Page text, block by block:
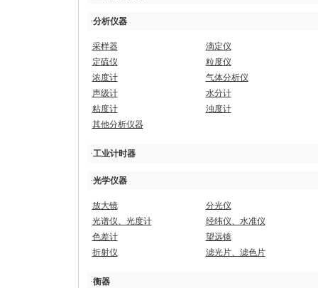
·分析仪器
采样器
滴定仪
定硫仪
粒度仪
浓度计
气体分析仪
声级计
水分计
粘度计
浊度计
其他分析仪器
·工业计时器
·光学仪器
放大镜
分光仪
光谱仪、光度计
经纬仪、水准仪
色差计
望远镜
折射仪
滤光片、滤色片
·衡器